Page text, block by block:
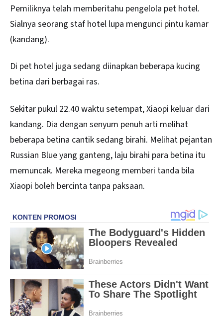
Pemiliknya telah memberitahu pengelola pet hotel.
Sialnya seorang staf hotel lupa mengunci pintu kamar
(kandang).
Di pet hotel juga sedang diinapkan beberapa kucing
betina dari berbagai ras.
Sekitar pukul 22.40 waktu setempat, Xiaopi keluar dari
kandang. Dia dengan senyum penuh arti melihat
beberapa betina cantik sedang birahi. Melihat pejantan
Russian Blue yang ganteng, laju birahi para betina itu
memuncak. Mereka megeong memberi tanda bila
Xiaopi boleh bercinta tanpa paksaan.